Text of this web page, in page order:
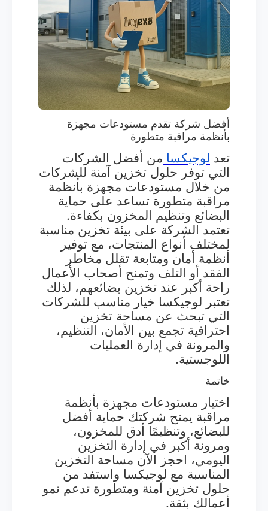
أفضل شركة تقدم مستودعات مجهزة
بأنظمة مراقبة متطورة
تعد لوجيكسا من أفضل الشركات
التي توفر حلول تخزين آمنة للشركات
من خلال مستودعات مجهزة بأنظمة
مراقبة متطورة تساعد على حماية
البضائع وتنظيم المخزون بكفاءة.
تعتمد الشركة على بيئة تخزين مناسبة
لمختلف أنواع المنتجات، مع توفير
أنظمة أمان ومتابعة تقلل مخاطر
الفقد أو التلف وتمنح أصحاب الأعمال
راحة أكبر عند تخزين بضائعهم، لذلك
تعتبر لوجيكسا خيار مناسب للشركات
التي تبحث عن مساحة تخزين
احترافية تجمع بين الأمان، التنظيم،
والمرونة في إدارة العمليات
اللوجستية.
خاتمة
اختيار مستودعات مجهزة بأنظمة
مراقبة يمنح شركتك حماية أفضل
للبضائع، وتنظيمًا أدق للمخزون،
ومرونة أكبر في إدارة التخزين
اليومي، احجز الآن مساحة التخزين
المناسبة مع لوجيكسا واستفد من
حلول تخزين آمنة ومتطورة تدعم نمو
أعمالك بثقة.